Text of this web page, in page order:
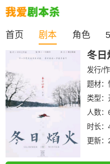
首页 剧本 角色
冬日
发行/作
题材：
类型：
人数：
时长：
更新：